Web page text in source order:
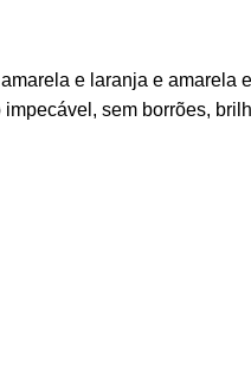
e laranja e amarela
sem borrões,